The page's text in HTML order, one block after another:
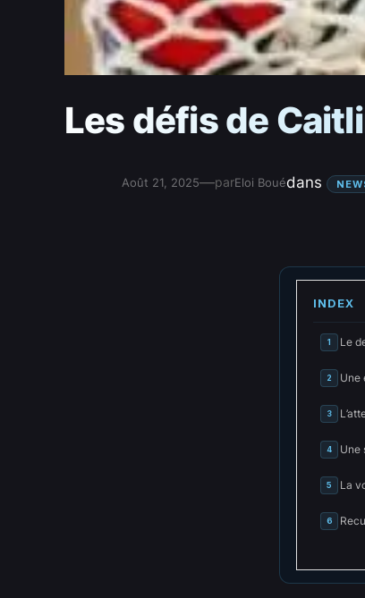
Les défis de
Août 21, 2025—parEloi Bouédans
INDEX
1 Le
2 Une
3
4 Une
5 La
6